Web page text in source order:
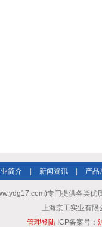
简介 新闻资讯 产品
专门提供各类优
上海京工实业有限
管理登陆ICP备案号：